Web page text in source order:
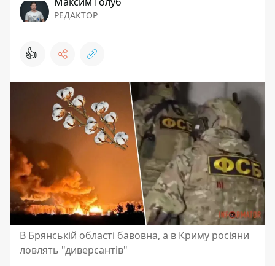
РЕДАКТОР
👍
В Брянській області бавовна, а в Криму росіяни
ловлять "диверсантів"